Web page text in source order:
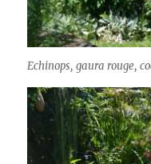
Echinops, gaura rouge,